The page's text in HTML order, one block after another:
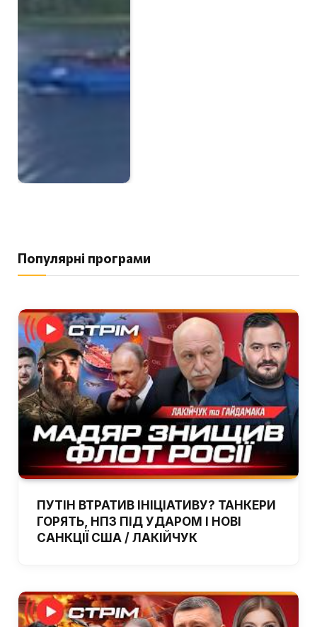
Популярні програми
ПУТІН ВТРАТИВ ІНІЦІАТИВУ? ТАНКЕРИ
ГОРЯТЬ, НПЗ ПІД УДАРОМ І НОВІ
САНКЦІЇ США / ЛАКІЙЧУК